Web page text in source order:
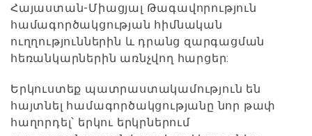
Հայաստան-Միացյալ Թագավորություն
համագործակցության հիմնական
ուղղություններին և դրանց զարգացման
հեռանկարներին առնչվող հարցեր:
Երկուստեք պատրաստակամություն են
հայտնել համագործակցությանը նոր թափ
հաղորդել՝ երկու երկրներում